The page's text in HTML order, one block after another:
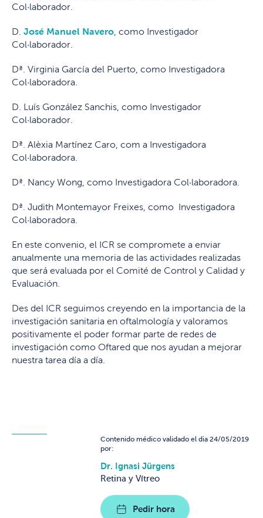
Col·laborador.
D. José Manuel Navero , como Investigador
Col·laborador.
Dª. Virginia García del Puerto, como Investigadora
Col·laboradora.
D. Luís González Sanchis, como Investigador
Col·laborador.
Dª. Alèxia Martínez Caro, com a Investigadora
Col·laboradora.
Dª. Nancy Wong, como Investigadora Col·laboradora.
Dª. Judith Montemayor Freixes, como Investigadora
Col·laboradora.
En este convenio, el ICR se compromete a enviar
anualmente una memoria de las actividades realizadas
que será evaluada por el Comité de Control y Calidad y
Evaluación.
Des del ICR seguimos creyendo en la importancia de la
investigación sanitaria en oftalmología y valoramos
positivamente el poder formar parte de redes de
investigación como Oftared que nos ayudan a mejorar
nuestra tarea día a día.
Contenido médico validado el dia 24/05/2019
por:
Dr. Ignasi Jürgens
Retina y Vítreo
Pedir hora